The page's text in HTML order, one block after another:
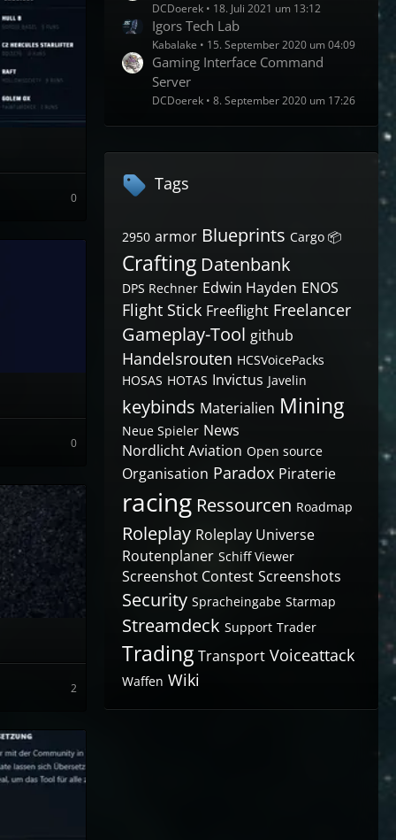
0
0
2
DCDoerek 18. Juli 2021 um 13:12
Igors Tech Lab
Kabalake 15. September 2020 um 04:09
Gaming Interface Command
Server
DCDoerek 8. September 2020 um 17:26
Tags
2950 armor Blueprints Cargo 📦
Crafting Datenbank
DPS Rechner Edwin Hayden ENOS
Flight Stick Freeflight Freelancer
Gameplay-Tool github
Handelsrouten HCSVoicePacks
HOSAS HOTAS Invictus Javelin
keybinds Materialien Mining
Neue Spieler News
Nordlicht Aviation Open source
Organisation Paradox Piraterie
racing Ressourcen Roadmap
Roleplay Roleplay Universe
Routenplaner Schiff Viewer
Screenshot Contest Screenshots
Security Spracheingabe Starmap
Streamdeck Support Trader
Trading Transport Voiceattack
Waffen Wiki